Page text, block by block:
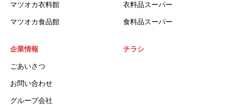
マツオカ衣料館
マツオカ食品館
衣料品スーパー
食料品スーパー
企業情報
ごあいさつ
お問い合わせ
グループ会社
チラシ